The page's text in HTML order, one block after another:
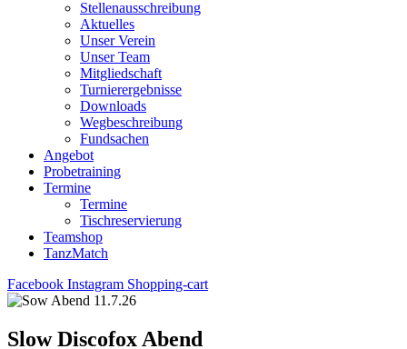
Stellenausschreibung
Aktuelles
Unser Verein
Unser Team
Mitgliedschaft
Turnierergebnisse
Downloads
Wegbeschreibung
Fundsachen
Angebot
Probetraining
Termine
Termine
Tischreservierung
Teamshop
TanzMatch
Facebook Instagram Shopping-cart
Slow Discofox Abend